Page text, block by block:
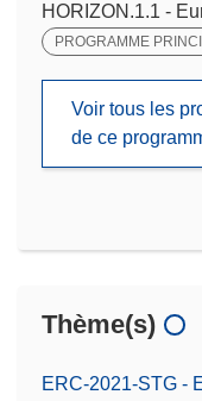
HORIZON.1.1 -
PROGRAMME
Voir tous les
de ce
Thème(s)
ERC-2021-STG -